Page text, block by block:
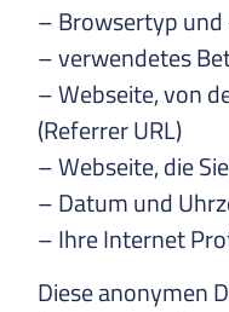
– Browsertyp
– verwendetes
– Webseite, von
(Referrer URL)
– Webseite, die
– Datum und
– Ihre Internet
Diese anonymen